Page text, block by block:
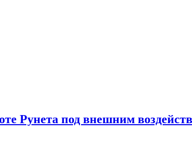
Рунета под внешним